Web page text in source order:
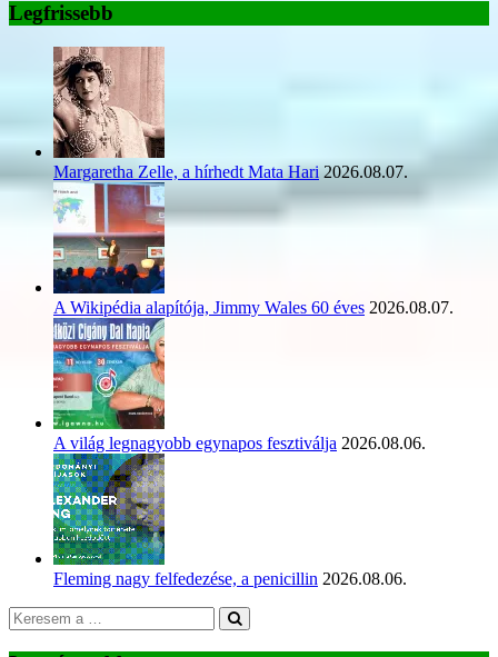
Legfrissebb
Margaretha Zelle, a hírhedt Mata Hari 2026.08.07.
A Wikipédia alapítója, Jimmy Wales 60 éves 2026.08.07.
A világ legnagyobb egynapos fesztiválja 2026.08.06.
Fleming nagy felfedezése, a penicillin 2026.08.06.